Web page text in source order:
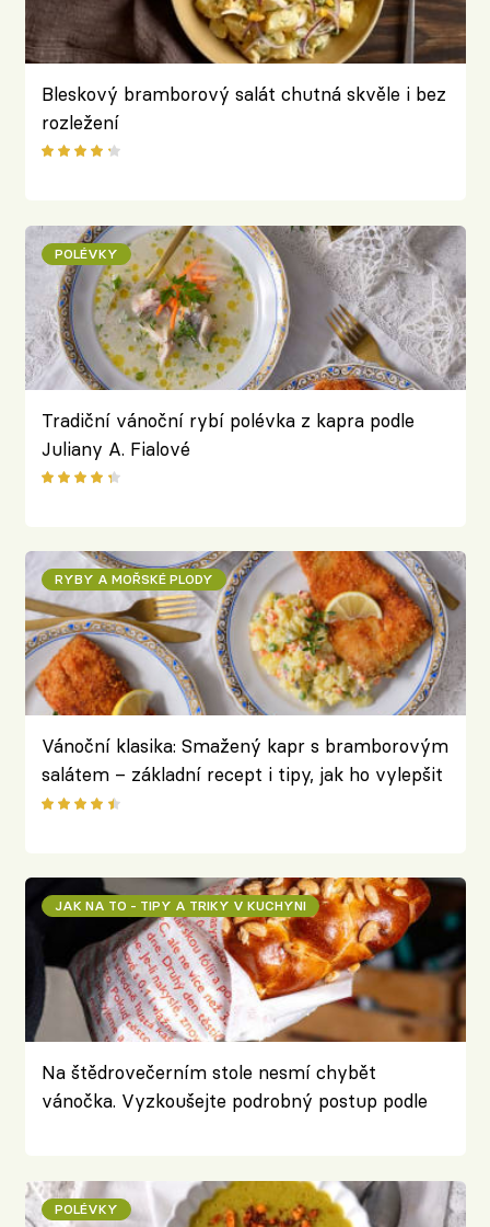
Bleskový bramborový salát chutná skvěle i bez
rozležení
POLÉVKY
Tradiční vánoční rybí polévka z kapra podle
Juliany A. Fialové
RYBY A MOŘSKÉ PLODY
Vánoční klasika: Smažený kapr s bramborovým
salátem – základní recept i tipy, jak ho vylepšit
JAK NA TO - TIPY A TRIKY V KUCHYNI
Na štědrovečerním stole nesmí chybět
vánočka. Vyzkoušejte podrobný postup podle
POLÉVKY